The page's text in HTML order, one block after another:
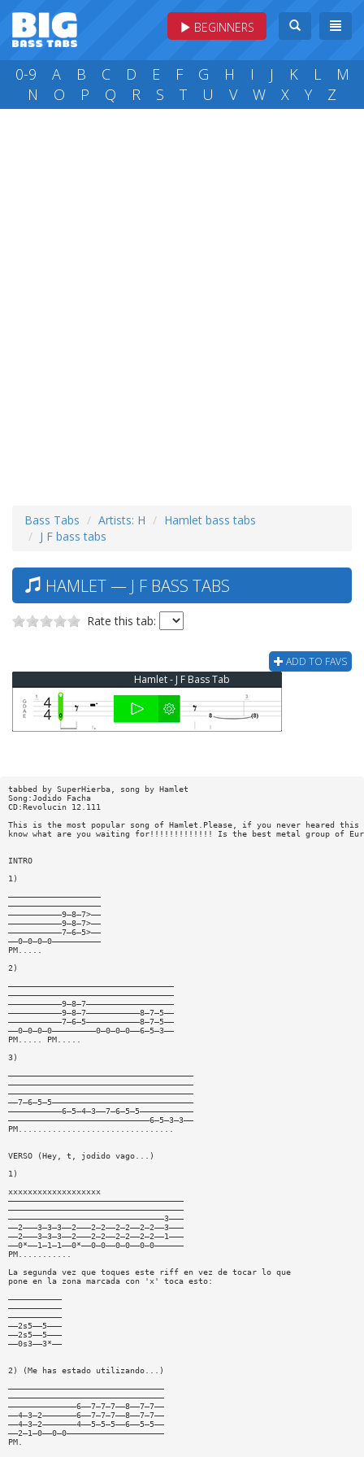
BEGINNERS
0-9 A B C D E F G H I J K L
M
N
O P Q R S T U V W X Y Z
Bass Tabs Artists: H
Hamlet bass tabs
J F bass tabs
HAMLET — J F BASS TABS
Rate this tab:
ADD TO FAVS
Hamlet - J F Bass Tab
tabbed by SuperHierba, song by Hamlet
Song:Jodido Facha
CD:Revolucin 12.111
This is the most popular song of Hamlet.Please, if you never heared
know what are you waiting for!!!!!!!!!!!!! Is the best metal group of
INTRO
1)
———————————————————
———————————————————
———————————9—8—7>——
———————————9—8—7>——
———————————7—6—5>——
——0—0—0—0——————————
PM.....
2)
——————————————————————————————————
——————————————————————————————————
———————————9—8—7——————————————————
———————————9—8—7———————————8—7—5——
———————————7—6—5———————————8—7—5——
——0—0—0—0—————————0—0—0—0——6—5—3——
PM..... PM.....
3)
——————————————————————————————————————
——————————————————————————————————————
——————————————————————————————————————
——7—6—5—5—————————————————————————————
———————————6—5—4—3——7—6—5—5———————————
—————————————————————————————6—5—3—3——
PM................................
VERSO (Hey, t, jodido vago...)
1)
xxxxxxxxxxxxxxxxxxx
————————————————————————————————————
————————————————————————————————————
————————————————————————————————3———
——2———3—3—3——2———2—2——2—2——2—2——3———
——2———3—3—3——2———2—2——2—2——2—2——1———
——0*——1—1—1——0*——0—0——0—0——0—0——————
PM...........
La segunda vez que toques este riff en vez de tocar lo que
pone en la zona marcada con 'x' toca esto:
———————————
———————————
———————————
——2s5——5———
——2s5——5———
——0s3——3*——
2) (Me has estado utilizando...)
————————————————————————————————
————————————————————————————————
——————————————6——7—7—7——8——7—7——
——4—3—2———————6——7—7—7——8——7—7——
——4—3—2———————4——5—5—5——6——5—5——
——2—1—0——0—0————————————————————
PM.